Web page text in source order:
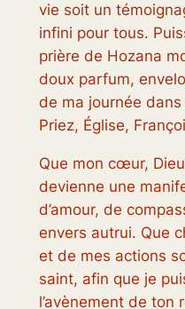
vie soit un
infini pour tous.
prière de Hozana
doux parfum,
de ma journée
Priez, Église,
Que mon cœur,
devienne une
d’amour, de
envers autrui. Que
et de mes actions
saint, afin que je
l’avènement de ton